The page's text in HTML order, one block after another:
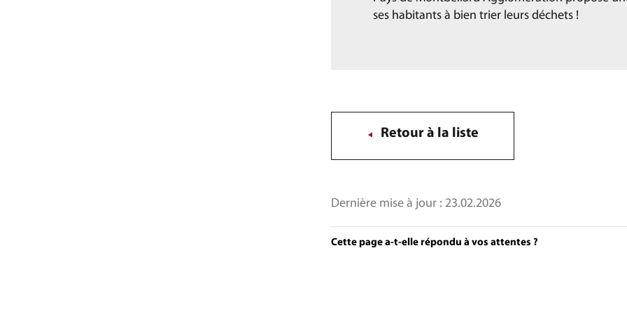
ses habitants à bien trier leurs déchets !
Retour à la liste
Dernière mise à jour : 23.02.2026
Cette page a-t-elle répondu à vos attentes ?